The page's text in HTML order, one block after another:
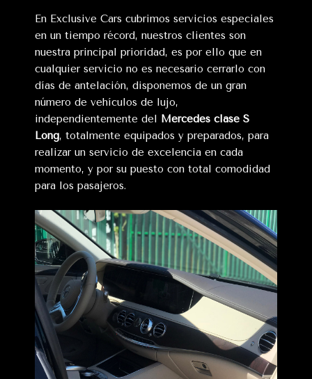
En Exclusive Cars cubrimos servicios especiales
en un tiempo récord, nuestros clientes son
nuestra principal prioridad, es por ello que en
cualquier servicio no es necesario cerrarlo con
días de antelación, disponemos de un gran
número de vehículos de lujo,
independientemente del Mercedes clase S
Long, totalmente equipados y preparados, para
realizar un servicio de excelencia en cada
momento, y por su puesto con total comodidad
para los pasajeros.